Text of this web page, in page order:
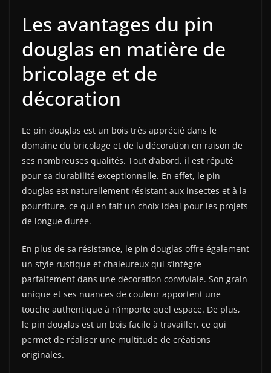
Les avantages du pin
douglas en matière de
bricolage et de
décoration
Le pin douglas est un bois très apprécié dans le
domaine du bricolage et de la décoration en raison de
ses nombreuses qualités. Tout d’abord, il est réputé
pour sa durabilité exceptionnelle. En effet, le pin
douglas est naturellement résistant aux insectes et à la
pourriture, ce qui en fait un choix idéal pour les projets
de longue durée.
En plus de sa résistance, le pin douglas offre également
un style rustique et chaleureux qui s’intègre
parfaitement dans une décoration conviviale. Son grain
unique et ses nuances de couleur apportent une
touche authentique à n’importe quel espace. De plus,
le pin douglas est un bois facile à travailler, ce qui
permet de réaliser une multitude de créations
originales.